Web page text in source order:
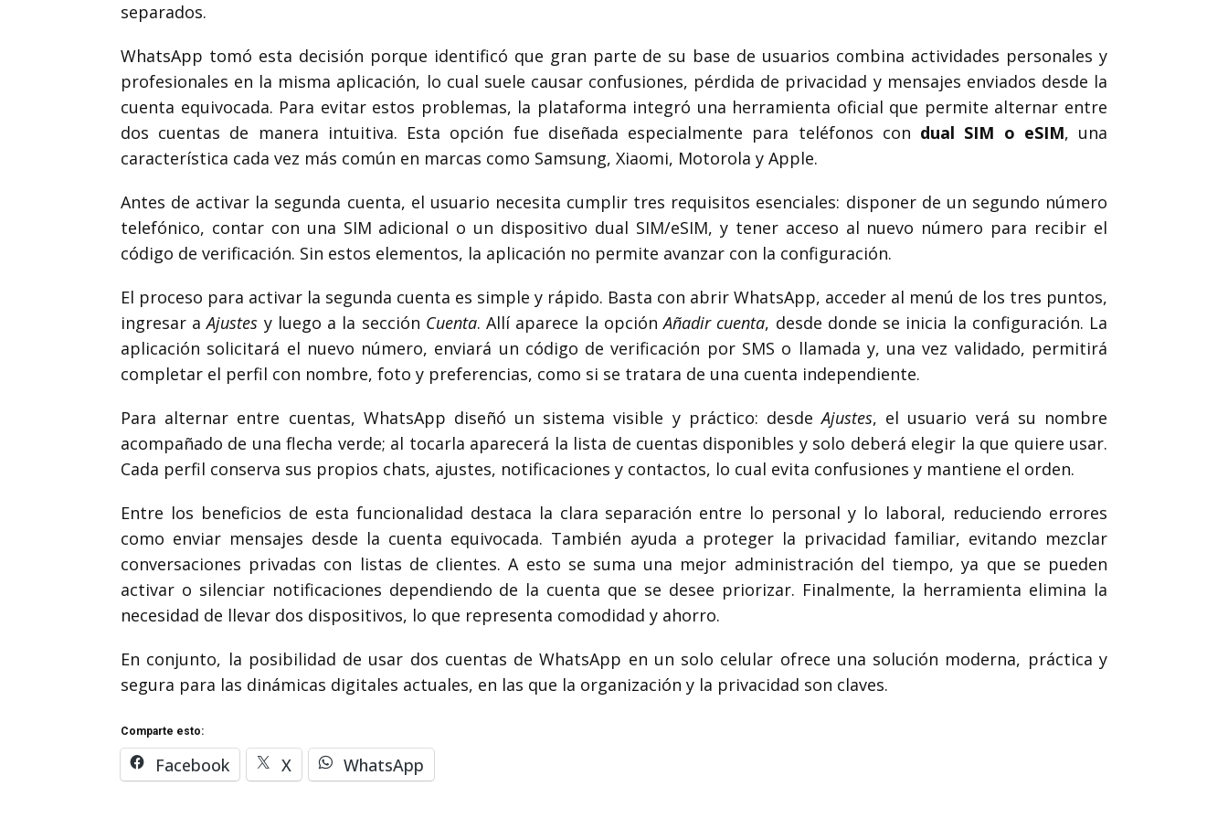
separados.
WhatsApp tomó esta decisión porque identificó que gran parte de su base de usuarios combina actividades personales y
profesionales en la misma aplicación, lo cual suele causar confusiones, pérdida de privacidad y mensajes enviados desde la
cuenta equivocada. Para evitar estos problemas, la plataforma integró una herramienta oficial que permite alternar entre
dos cuentas de manera intuitiva. Esta opción fue diseñada especialmente para teléfonos con dual SIM o eSIM, una
característica cada vez más común en marcas como Samsung, Xiaomi, Motorola y Apple.
Antes de activar la segunda cuenta, el usuario necesita cumplir tres requisitos esenciales: disponer de un segundo número
telefónico, contar con una SIM adicional o un dispositivo dual SIM/eSIM, y tener acceso al nuevo número para recibir el
código de verificación. Sin estos elementos, la aplicación no permite avanzar con la configuración.
El proceso para activar la segunda cuenta es simple y rápido. Basta con abrir WhatsApp, acceder al menú de los tres puntos,
ingresar aAjustes y luego a la sección Cuenta. Allí aparece la opciónAñadir cuenta, desde donde se inicia la configuración. La
aplicación solicitará el nuevo número, enviará un código de verificación por SMS o llamada y, una vez validado, permitirá
completar el perfil con nombre, foto y preferencias, como si se tratara de una cuenta independiente.
Para alternar entre cuentas, WhatsApp diseñó un sistema visible y práctico: desdeAjustes, el usuario verá su nombre
acompañado de una flecha verde; al tocarla aparecerá la lista de cuentas disponibles y solo deberá elegir la que quiere usar.
Cada perfil conserva sus propios chats, ajustes, notificaciones y contactos, lo cual evita confusiones y mantiene el orden.
Entre los beneficios de esta funcionalidad destaca la clara separación entre lo personal y lo laboral, reduciendo errores
como enviar mensajes desde la cuenta equivocada. También ayuda a proteger la privacidad familiar, evitando mezclar
conversaciones privadas con listas de clientes. A esto se suma una mejor administración del tiempo, ya que se pueden
activar o silenciar notificaciones dependiendo de la cuenta que se desee priorizar. Finalmente, la herramienta elimina la
necesidad de llevar dos dispositivos, lo que representa comodidad y ahorro.
En conjunto, la posibilidad de usar dos cuentas de WhatsApp en un solo celular ofrece una solución moderna, práctica y
segura para las dinámicas digitales actuales, en las que la organización y la privacidad son claves.
Comparte esto:
Facebook X WhatsApp